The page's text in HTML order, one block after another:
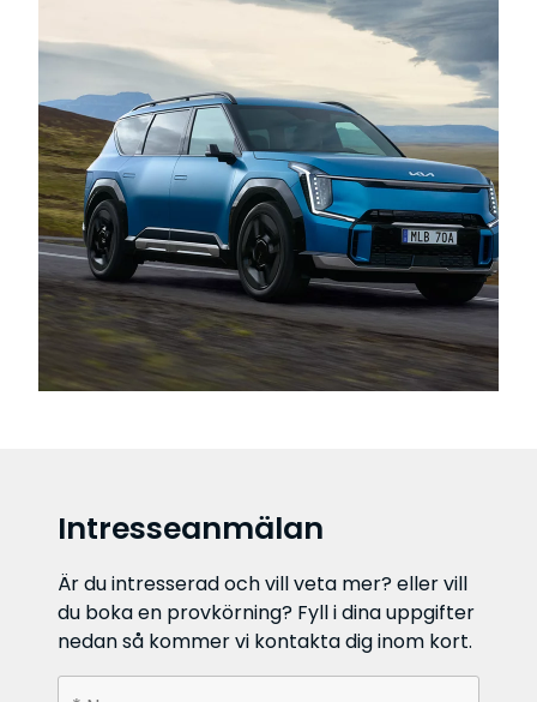
Intresseanmälan
Är du intresserad och vill veta mer? eller vill
du boka en provkörning? Fyll i dina uppgifter
nedan så kommer vi kontakta dig inom kort.